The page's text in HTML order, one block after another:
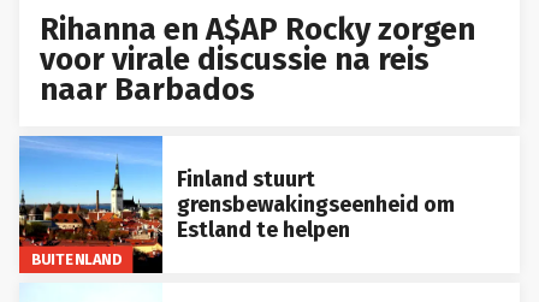
Rihanna en A$AP Rocky zorgen
voor virale discussie na reis
naar Barbados
BUITENLAND
Finland stuurt
grensbewakingseenheid om
Estland te helpen